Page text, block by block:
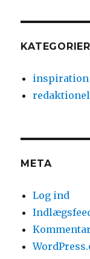
KATEGORIER
inspiration
redaktionel
META
Log ind